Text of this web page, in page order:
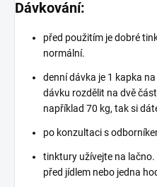
Dávkování:
před použitím je dobré
normální.
denní dávka je 1 kapka
dávku rozdělit na dvě
například 70 kg, tak si
po konzultaci s
tinktury užívejte na
před jídlem nebo jedna